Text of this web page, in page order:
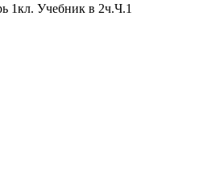
1кл. Учебник в 2ч.Ч.1